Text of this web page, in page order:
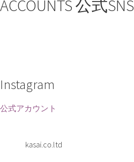
ACCOUNTS公式SNS
Instagram
公式アカウント
kasai.co.ltd